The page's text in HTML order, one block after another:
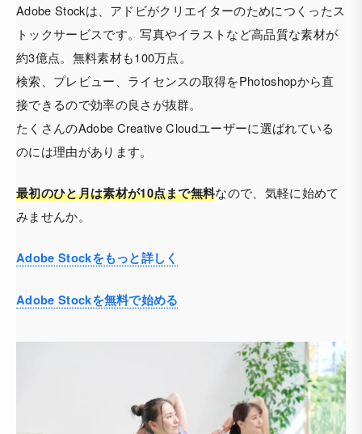
Adobe Stockは、アドビがクリエイターのためにつくったス
トックサービスです。写真やイラストなど高品質な素材が
約3億点。無料素材も100万点。
検索、プレビュー、ライセンスの取得をPhotoshopから直
接できるので効率の良さが抜群。
たくさんのAdobe Creative Cloudユーザーに選ばれている
のには理由があります。
最初のひと月は素材が10点まで無料なので、気軽に始めて
みませんか。
Adobe Stockをもっと詳しく
Adobe Stockを無料で始める